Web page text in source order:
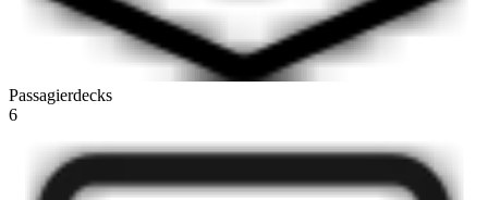
Passagierdecks
6